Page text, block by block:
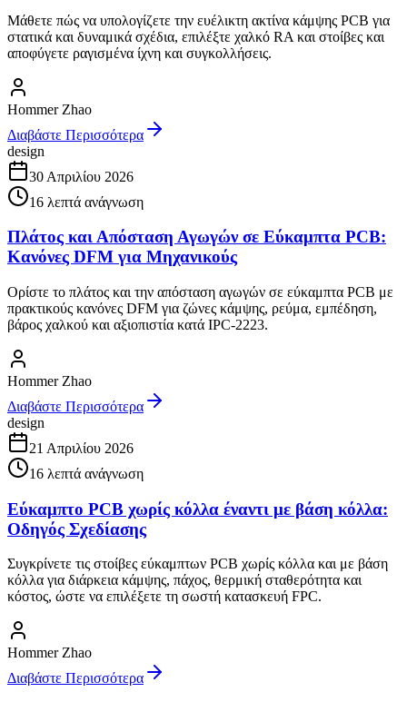
Μάθετε πώς να υπολογίζετε την ευέλικτη ακτίνα κάμψης PCB για
στατικά και δυναμικά σχέδια, επιλέξτε χαλκό RA και στοίβες και
αποφύγετε ραγισμένα ίχνη και συγκολλήσεις.
Hommer Zhao
Διαβάστε Περισσότερα
design
30 Απριλίου 2026
16 λεπτά ανάγνωση
Πλάτος και Απόσταση Αγωγών σε Εύκαμπτα PCB:
Κανόνες DFM για Μηχανικούς
Ορίστε το πλάτος και την απόσταση αγωγών σε εύκαμπτα PCB με
πρακτικούς κανόνες DFM για ζώνες κάμψης, ρεύμα, εμπέδηση,
βάρος χαλκού και αξιοπιστία κατά IPC-2223.
Hommer Zhao
Διαβάστε Περισσότερα
design
21 Απριλίου 2026
16 λεπτά ανάγνωση
Εύκαμπτο PCB χωρίς κόλλα έναντι με βάση κόλλα:
Οδηγός Σχεδίασης
Συγκρίνετε τις στοίβες εύκαμπτων PCB χωρίς κόλλα και με βάση
κόλλα για διάρκεια κάμψης, πάχος, θερμική σταθερότητα και
κόστος, ώστε να επιλέξετε τη σωστή κατασκευή FPC.
Hommer Zhao
Διαβάστε Περισσότερα